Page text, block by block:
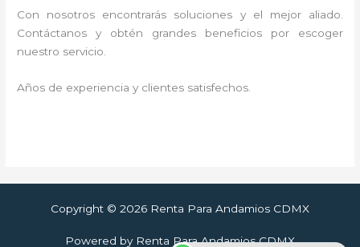
Con nosotros encontrarás soluciones y el mejor aliado.
Contáctanos y obtén grandes beneficios por escoger
nuestro servicio.
Años de experiencia y clientes satisfechos.
Copyright © 2026 Renta Para Andamios CDMX
Powered by Renta Para Andamios CDMX